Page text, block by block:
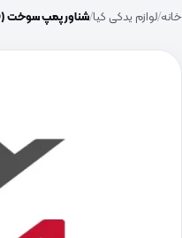
خانه لوازم یدکی کیا شناور پمپ سوخت (944602V000)